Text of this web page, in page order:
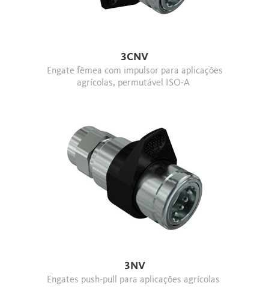
3CNV
Engate fêmea com impulsor para aplicações
agrícolas, permutável ISO-A
3NV
Engates push-pull para aplicações agrícolas